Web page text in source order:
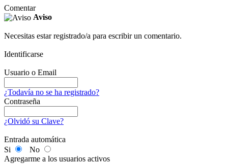
Comentar
Aviso
Necesitas estar registrado/a para escribir un comentario.
Identificarse
Usuario o Email
¿Todavía no se ha registrado?
Contraseña
¿Olvidó su Clave?
Entrada automática
Si
No
Agregarme a los usuarios activos